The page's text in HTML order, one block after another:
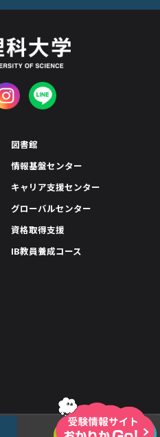
図書館
情報基盤センター
キャリア支援センター
グローバルセンター
資格取得支援
IB教員養成コース
プライバシーポリシー